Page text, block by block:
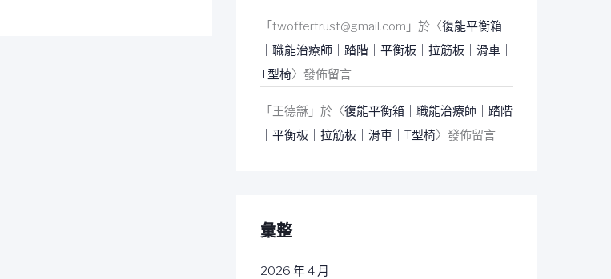
「 twoffertrust@gmail.com 」於〈復能平衡箱
｜職能治療師｜踏階｜平衡板｜拉筋板｜滑車｜
T型椅〉發佈留言
「 王德龢 」於〈復能平衡箱｜職能治療師｜踏階
｜平衡板｜拉筋板｜滑車｜T型椅〉發佈留言
彙整
2026 年 4 月